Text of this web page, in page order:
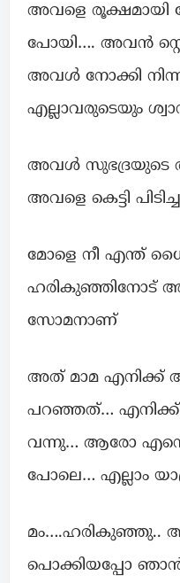
അവളെ രൂക്ഷമായി
പോയി…. അവൻ
അവൾ നോക്കി
എല്ലാവരുടെയും
അവൾ സുഭദ്രയുടെ
അവളെ കെട്ടി
മോളെ നീ എന്ത്
ഹരികുഞ്ഞിനോട്
സോമനാണ്
അത് മാമ എനിക്ക്
പറഞ്ഞത്… എനിക്ക്
വന്നു… ആരോ
പോലെ… എല്ലാം
മം….ഹരികുഞ്ഞു..
പൊക്കിയപ്പോ ഞാൻ